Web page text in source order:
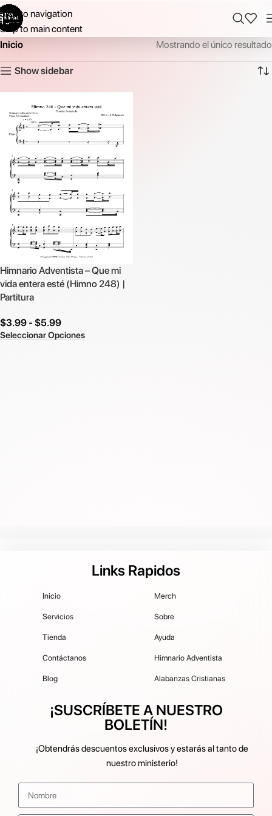
Skip to navigation
Skip to main content
Inicio
Mostrando el único resultado
Show sidebar
Himnario Adventista – Que mi
vida entera esté (Himno 248) |
Partitura
$3.99 - $5.99
Seleccionar Opciones
Links Rapidos
Inicio
Servicios
Tienda
Contáctanos
Blog
Merch
Sobre
Ayuda
Himnario Adventista
Alabanzas Cristianas
¡SUSCRÍBETE A NUESTRO
BOLETÍN!
¡Obtendrás descuentos exclusivos y estarás al tanto de
nuestro ministerio!